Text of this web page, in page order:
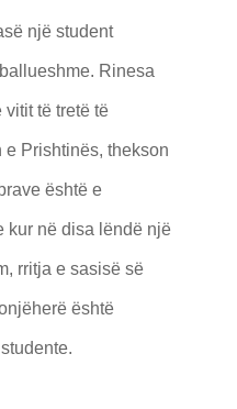
një student
Rinesa
të tretë të
Prishtinës, thekson
është e
kur në disa lëndë një
rritja e sasisë së
është